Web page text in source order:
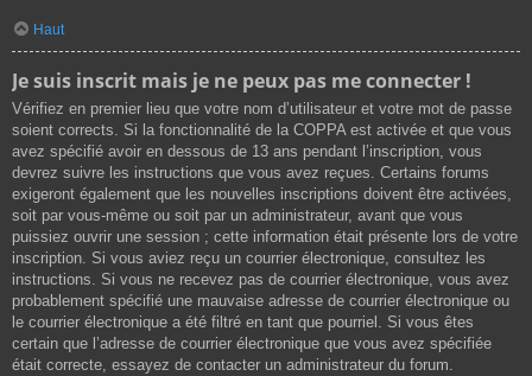
Haut
Je suis inscrit mais je ne peux pas me connecter !
Vérifiez en premier lieu que votre nom d’utilisateur et votre mot de passe
soient corrects. Si la fonctionnalité de la COPPA est activée et que vous
avez spécifié avoir en dessous de 13 ans pendant l’inscription, vous
devrez suivre les instructions que vous avez reçues. Certains forums
exigeront également que les nouvelles inscriptions doivent être activées,
soit par vous-même ou soit par un administrateur, avant que vous
puissiez ouvrir une session ; cette information était présente lors de votre
inscription. Si vous aviez reçu un courrier électronique, consultez les
instructions. Si vous ne recevez pas de courrier électronique, vous avez
probablement spécifié une mauvaise adresse de courrier électronique ou
le courrier électronique a été filtré en tant que pourriel. Si vous êtes
certain que l’adresse de courrier électronique que vous avez spécifiée
était correcte, essayez de contacter un administrateur du forum.